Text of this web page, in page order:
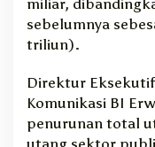
miliar,
sebelumnya
triliun).
Direktur
Komunikasi BI
penurunan total